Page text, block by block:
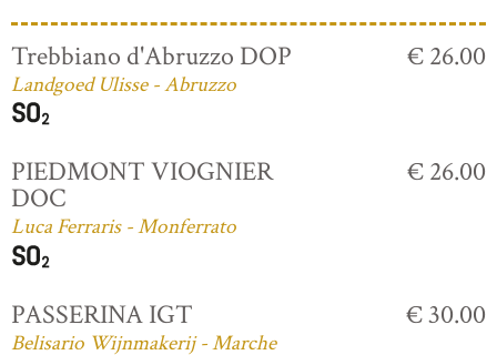
Trebbiano d'Abruzzo DOP
Landgoed Ulisse - Abruzzo
€ 26.00
PIEDMONT VIOGNIER
DOC
Luca Ferraris - Monferrato
€ 26.00
PASSERINA IGT
Belisario Wijnmakerij - Marche
€ 30.00